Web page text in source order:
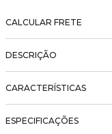
CALCULAR FRETE
DESCRIÇÃO
CARACTERÍSTICAS
ESPECIFICAÇÕES